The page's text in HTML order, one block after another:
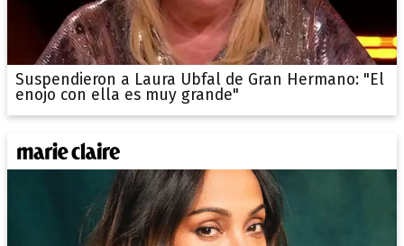
Suspendieron a Laura Ubfal de Gran Hermano: "El
enojo con ella es muy grande"